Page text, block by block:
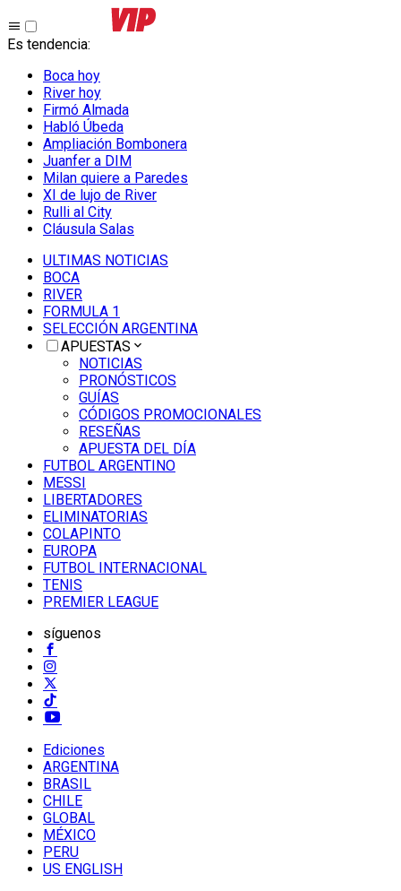
Es tendencia:
Boca hoy
River hoy
Firmó Almada
Habló Úbeda
Ampliación Bombonera
Juanfer a DIM
Milan quiere a Paredes
XI de lujo de River
Rulli al City
Cláusula Salas
ULTIMAS NOTICIAS
BOCA
RIVER
FORMULA 1
SELECCIÓN ARGENTINA
APUESTAS
NOTICIAS
PRONÓSTICOS
GUÍAS
CÓDIGOS PROMOCIONALES
RESEÑAS
APUESTA DEL DÍA
FUTBOL ARGENTINO
MESSI
LIBERTADORES
ELIMINATORIAS
COLAPINTO
EUROPA
FUTBOL INTERNACIONAL
TENIS
PREMIER LEAGUE
síguenos
Ediciones
ARGENTINA
BRASIL
CHILE
GLOBAL
MÉXICO
PERU
US ENGLISH